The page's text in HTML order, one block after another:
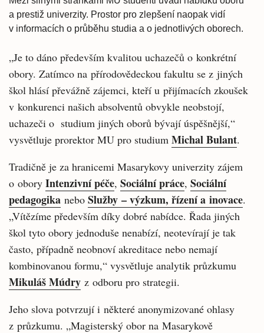
a prestiž univerzity. Prostor pro zlepšení naopak vidí
v informacích o průběhu studia a o jednotlivých oborech.
„Je to dáno především kvalitou uchazečů o konkrétní
obory. Zatímco na přírodovědeckou fakultu se z jiných
škol hlásí převážně zájemci, kteří u přijímacích zkoušek
v konkurenci našich absolventů obvykle neobstojí,
uchazeči o studium jiných oborů bývají úspěšnější,“
vysvětluje prorektor MU pro studium Michal Bulant.
Tradičně je za hranicemi Masarykovy univerzity zájem
o obory Intenzivní péče, Sociální práce, Sociální
pedagogika nebo Služby – výzkum, řízení a inovace.
„Vítězíme především díky dobré nabídce. Řada jiných
škol tyto obory jednoduše nenabízí, neotevírají je tak
často, případně neobnoví akreditace nebo nemají
kombinovanou formu,“ vysvětluje analytik průzkumu
Mikuláš Múdry z odboru pro strategii.
Jeho slova potvrzují i některé anonymizované ohlasy
z průzkumu. „Magisterský obor na Masarykově